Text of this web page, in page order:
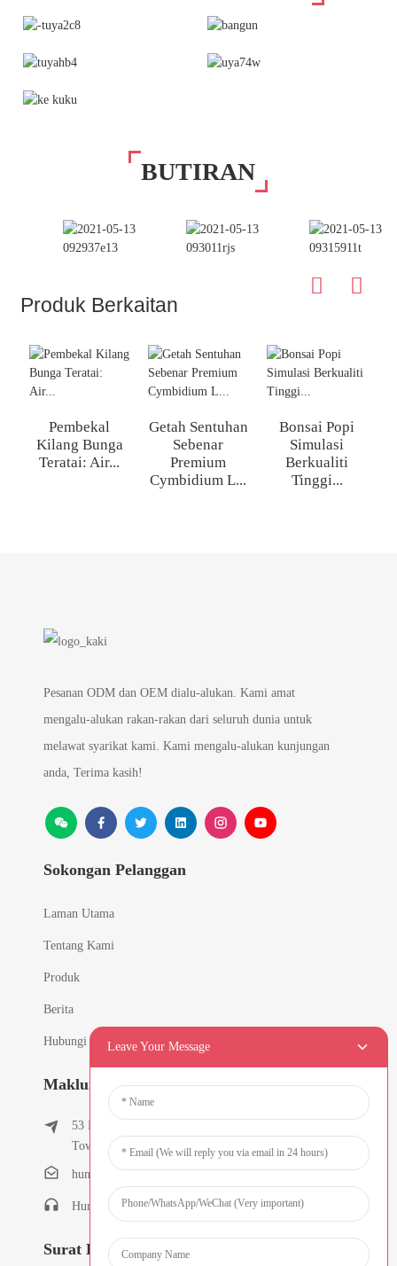
BUTIRAN
Produk Berkaitan
Pembekal
Kilang Bunga
Teratai: Air...
Getah Sentuhan
Sebenar
Premium
Cymbidium L...
Bonsai Popi
Simulasi
Berkualiti
Tinggi...
Pesanan ODM dan OEM dialu-alukan. Kami amat
mengalu-alukan rakan-rakan dari seluruh dunia untuk
melawat syarikat kami. Kami mengalu-alukan kunjungan
anda, Terima kasih!
Sokongan Pelanggan
Laman Utama
Tentang Kami
Produk
Berita
Hubungi Kami
Maklumat Perhubungan
53 East Chunfeng Road, Tielukeng Village, Qishi
Town, Dongguan, Guangdong, China
humanlu@foxmail.com
Humanlu:+86-15818288461
Surat Berita
Leave Your Message